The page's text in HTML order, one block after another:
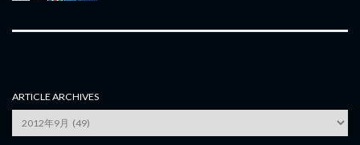
ARTICLE ARCHIVES
Archives